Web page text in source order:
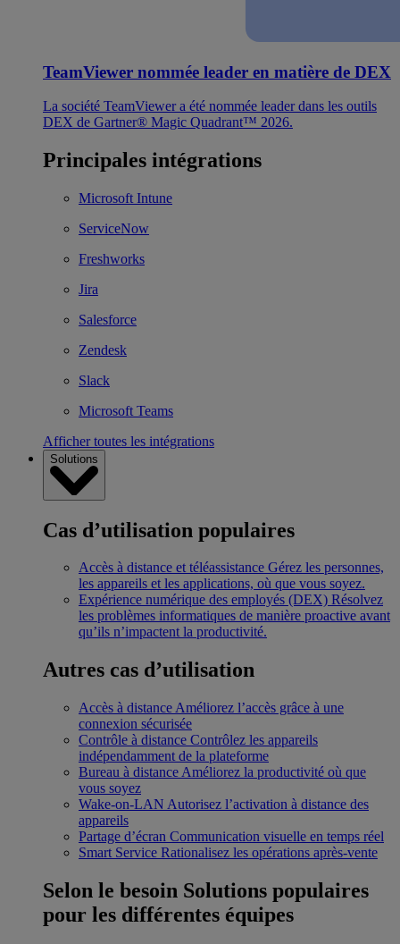
TeamViewer nommée leader en matière de DEX
La société TeamViewer a été nommée leader dans les outils
DEX de Gartner® Magic Quadrant™ 2026.
Principales intégrations
Microsoft Intune
ServiceNow
Freshworks
Jira
Salesforce
Zendesk
Slack
Microsoft Teams
Afficher toutes les intégrations
Solutions
Cas d’utilisation populaires
Accès à distance et téléassistance Gérez les personnes,
les appareils et les applications, où que vous soyez.
Expérience numérique des employés (DEX) Résolvez
les problèmes informatiques de manière proactive avant
qu’ils n’impactent la productivité.
Autres cas d’utilisation
Accès à distance Améliorez l’accès grâce à une
connexion sécurisée
Contrôle à distance Contrôlez les appareils
indépendamment de la plateforme
Bureau à distance Améliorez la productivité où que
vous soyez
Wake-on-LAN Autorisez l’activation à distance des
appareils
Partage d’écran Communication visuelle en temps réel
Smart Service Rationalisez les opérations après-vente
Selon le besoin Solutions populaires
pour les différentes équipes